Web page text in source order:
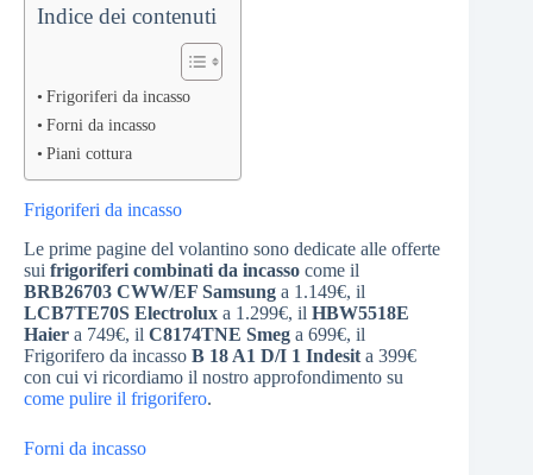
Indice dei contenuti
Frigoriferi da incasso
Forni da incasso
Piani cottura
Frigoriferi da incasso
Le prime pagine del volantino sono dedicate alle offerte
sui frigoriferi combinati da incasso come il
BRB26703 CWW/EF Samsung a 1.149€, il
LCB7TE70S Electrolux a 1.299€, il HBW5518E
Haier a 749€, il C8174TNE Smeg a 699€, il
Frigorifero da incasso B 18 A1 D/I 1 Indesit a 399€
con cui vi ricordiamo il nostro approfondimento su
come pulire il frigorifero.
Forni da incasso